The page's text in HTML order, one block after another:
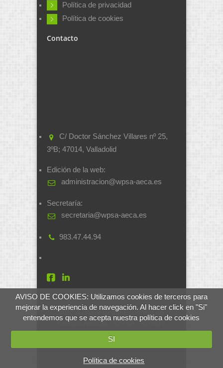
AVISO DE COOKIES: Utilizamos cookies de terceros para
mejorar la experiencia de navegación. Al hacer click en "Si"
entendemos que se acepta nuestra política de cookies
SI
Política de cookies
Política de privacidad
Política de cookies
Contacto
C/ Doctor Sánchez Villares nº 25,
3ºB; 47014, Valladolid
Edición de la web:
administracion@wpsa-aeca.es
Secretaría:
secretaria@wpsa-aeca.es
983.47.44.94
AECA - Asociación Española de
Ciencia Avícola | WPSA - World's
Desarrollado por